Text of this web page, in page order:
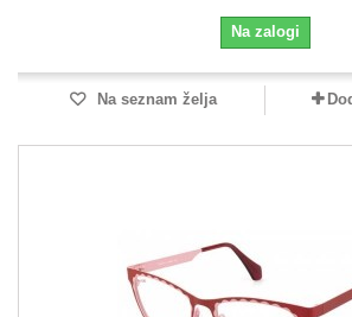
Na zalogi
Na seznam želja